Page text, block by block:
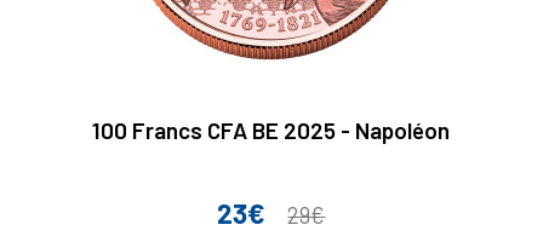
100 Francs CFA BE 2025 - Napoléon
Prix
23€
Prix
29€